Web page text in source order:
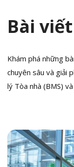
Bài viết
Khám phá những
chuyên sâu và giải
lý Tòa nhà (BMS)